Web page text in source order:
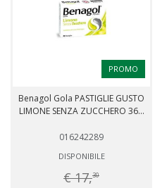
PROMO
Benagol Gola PASTIGLIE GUSTO
LIMONE SENZA ZUCCHERO 36...
016242289
DISPONIBILE
€ 17,30